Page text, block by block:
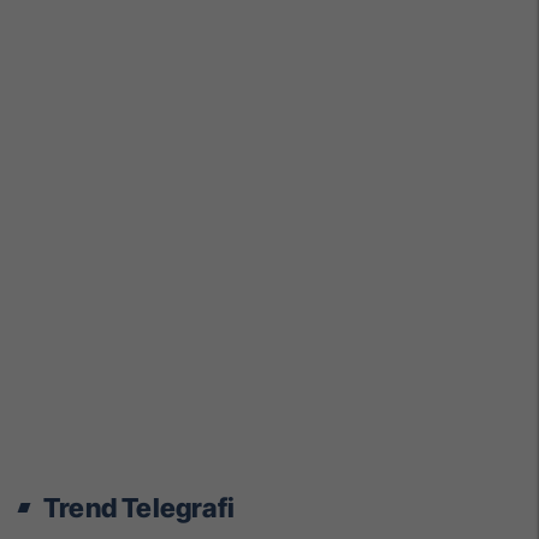
Trend Telegrafi